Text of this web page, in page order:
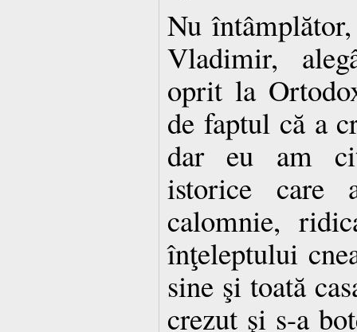
Nu
Vladimir,
oprit la
de faptul că a
dar eu am
istorice care
calomnie,
înţeleptului
sine şi toată
crezut şi s-a